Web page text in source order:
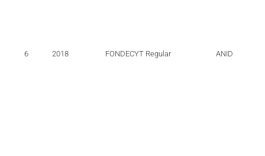
6 2018 FONDECYT Regular ANID